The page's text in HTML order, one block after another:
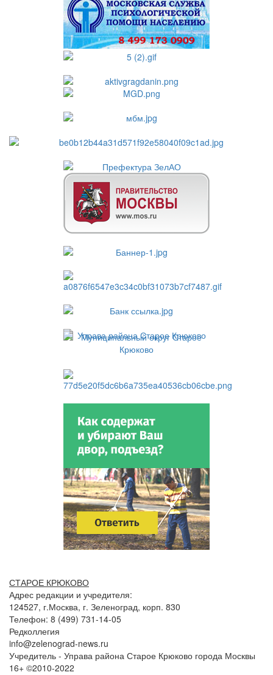
СТАРОЕ КРЮКОВО
Адрес редакции и учредителя:
124527, г.Москва, г. Зеленоград, корп. 830
Телефон: 8 (499) 731-14-05
Редколлегия
info@zelenograd-news.ru
Учредитель - Управа района Старое Крюково города Москвы
16+ ©2010-2022